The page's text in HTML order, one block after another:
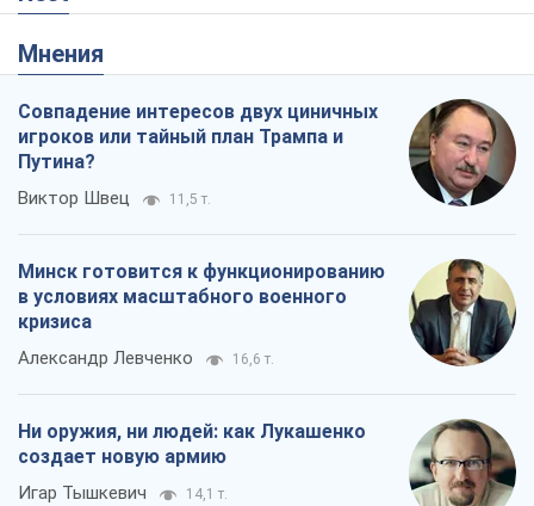
Мнения
Совпадение интересов двух циничных
игроков или тайный план Трампа и
Путина?
Виктор Швец 11,5 т.
Минск готовится к функционированию
в условиях масштабного военного
кризиса
Александр Левченко 16,6 т.
Ни оружия, ни людей: как Лукашенко
создает новую армию
Игар Тышкевич 14,1 т.